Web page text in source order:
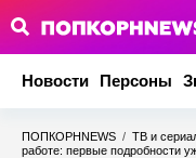
Новости Персоны
ПОПКОРНNEWS / ТВ и
работе: первые подробности